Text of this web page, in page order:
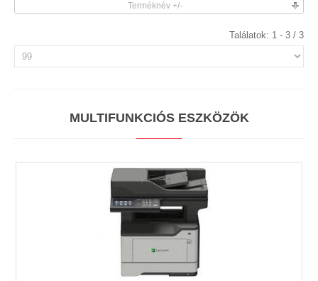
Terméknév +/-
Találatok: 1 - 3 / 3
MULTIFUNKCIÓS ESZKÖZÖK